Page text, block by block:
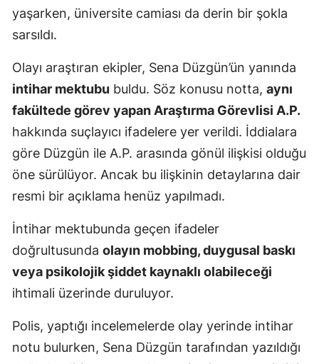
Konya
Malatya
Manisa
Kahramanmaraş
Mardin
Muğla
Nevşehir
Niğde
Ordu
Rize
Sakarya
yaşarken, üniversite camiası da derin bir şokla
sarsıldı.
Olayı araştıran ekipler, Sena Düzgün’ün yanında
intihar mektubu buldu. Söz konusu notta, aynı
fakültede görev yapan Araştırma Görevlisi A.P.
hakkında suçlayıcı ifadelere yer verildi. İddialara
göre Düzgün ile A.P. arasında gönül ilişkisi olduğu
öne sürülüyor. Ancak bu ilişkinin detaylarına dair
resmi bir açıklama henüz yapılmadı.
İntihar mektubunda geçen ifadeler
doğrultusunda olayın mobbing, duygusal baskı
veya psikolojik şiddet kaynaklı olabileceği
ihtimali üzerinde duruluyor.
Polis, yaptığı incelemelerde olay yerinde intihar
notu bulurken, Sena Düzgün tarafından yazıldığı